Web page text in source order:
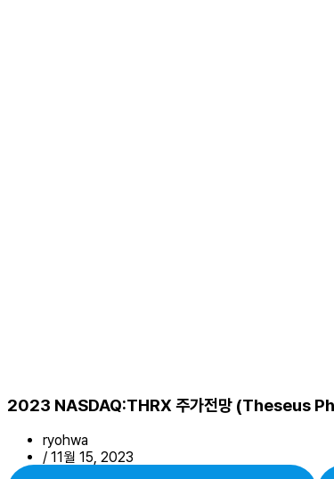
2023 NASDAQ:THRX 주가전망 (Theseus
ryohwa
/ 11월 15, 2023